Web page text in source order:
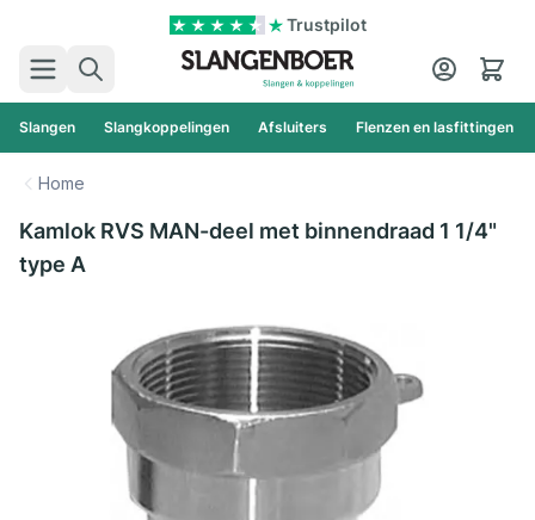
Trustpilot
Zoek
Cart
Slangen Slangkoppelingen Afsluiters Flenzen en lasfittingen
Home
Kamlok RVS MAN-deel met binnendraad 1 1/4"
type A